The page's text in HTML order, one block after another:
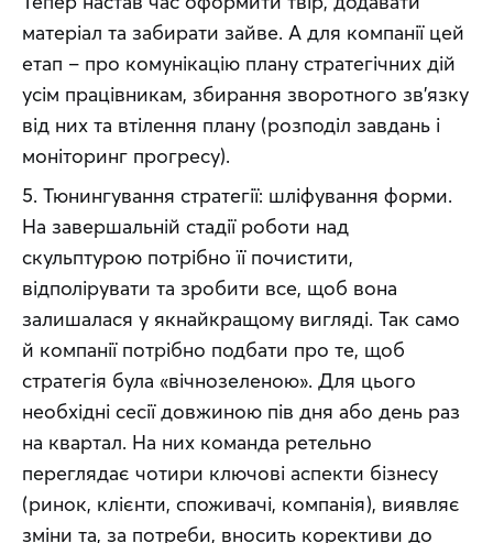
матеріал та забирати зайве. А для компанії цей
етап – про комунікацію плану стратегічних дій
усім працівникам, збирання зворотного зв'язку
від них та втілення плану (розподіл завдань і
моніторинг прогресу).
5. Тюнингування стратегії: шліфування форми.
На завершальній стадії роботи над
скульптурою потрібно її почистити,
відполірувати та зробити все, щоб вона
залишалася у якнайкращому вигляді. Так само
й компанії потрібно подбати про те, щоб
стратегія була «вічнозеленою». Для цього
необхідні сесії довжиною пів дня або день раз
на квартал. На них команда ретельно
переглядає чотири ключові аспекти бізнесу
(ринок, клієнти, споживачі, компанія), виявляє
зміни та, за потреби, вносить корективи до